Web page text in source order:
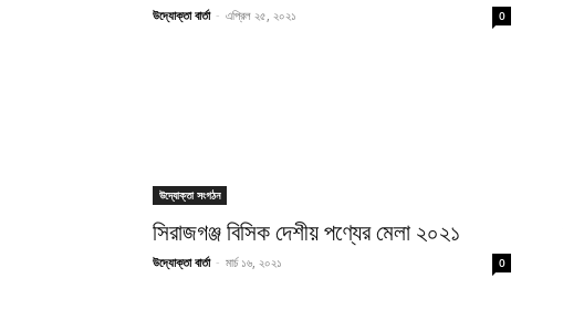
উদ্যোক্তা বার্তা - এপ্রিল ২৫, ২০২১ 0
উদ্যোক্তা সংগঠন
সিরাজগঞ্জ বিসিক দেশীয় পণ্যের মেলা ২০২১
উদ্যোক্তা বার্তা - মার্চ ১৬, ২০২১ 0